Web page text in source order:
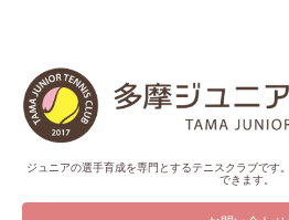
ジュニアの選手育成を専門とするテニスクラブです
できます。